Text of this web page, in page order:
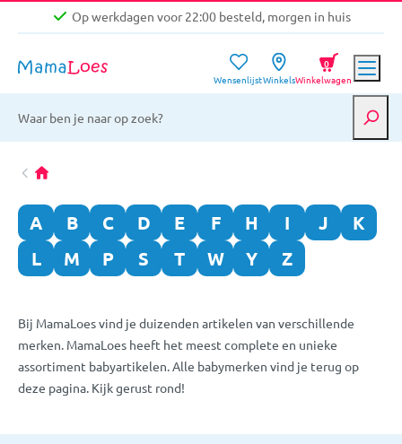
Op werkdagen voor 22:00 besteld, morgen in huis
Gratis verzending vanaf €39,-
Op werkdagen voor 22:00 besteld, morgen in huis
WensenlijstWinkelsWinkelwagen
0
A B C D E F H I J
K
L
M P S T W Y Z
Bij MamaLoes vind je duizenden artikelen van verschillende
merken. MamaLoes heeft het meest complete en unieke
assortiment babyartikelen. Alle babymerken vind je terug op
deze pagina. Kijk gerust rond!